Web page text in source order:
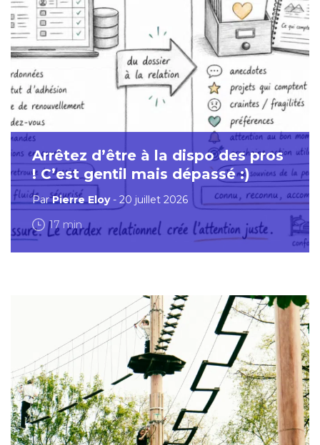
Arrêtez d’être à la dispo des pros
! C’est gentil mais dépassé :)
ParPierre Eloy- 20 juillet 2026
17 min